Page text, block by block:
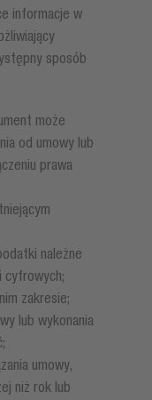
informacje w
sposób
może
od umowy lub
prawa
należne
cyfrowych;
zakresie;
lub wykonania
umowy,
niż rok lub